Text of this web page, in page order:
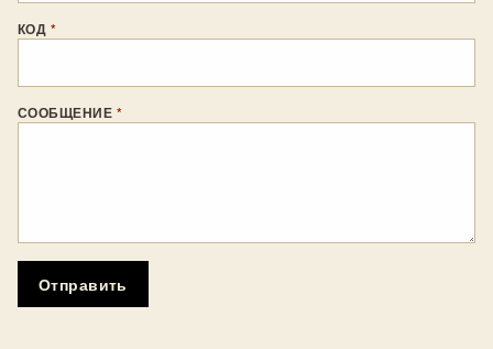
КОД *
СООБЩЕНИЕ *
Отправить